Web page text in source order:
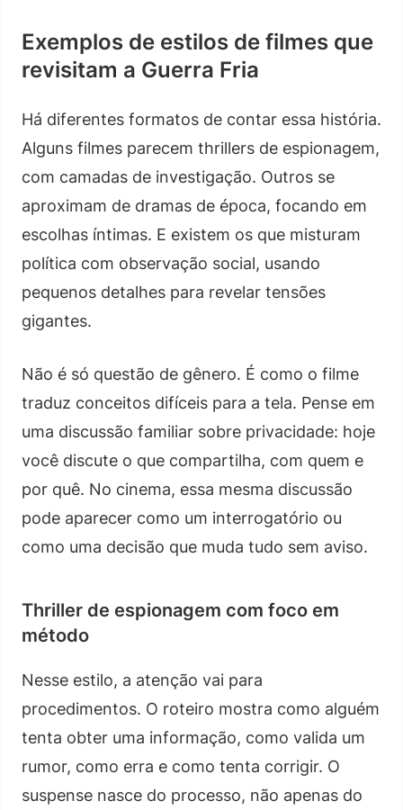
Exemplos de estilos de filmes que
revisitam a Guerra Fria
Há diferentes formatos de contar essa história.
Alguns filmes parecem thrillers de espionagem,
com camadas de investigação. Outros se
aproximam de dramas de época, focando em
escolhas íntimas. E existem os que misturam
política com observação social, usando
pequenos detalhes para revelar tensões
gigantes.
Não é só questão de gênero. É como o filme
traduz conceitos difíceis para a tela. Pense em
uma discussão familiar sobre privacidade: hoje
você discute o que compartilha, com quem e
por quê. No cinema, essa mesma discussão
pode aparecer como um interrogatório ou
como uma decisão que muda tudo sem aviso.
Thriller de espionagem com foco em
método
Nesse estilo, a atenção vai para
procedimentos. O roteiro mostra como alguém
tenta obter uma informação, como valida um
rumor, como erra e como tenta corrigir. O
suspense nasce do processo, não apenas do